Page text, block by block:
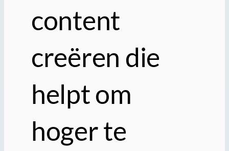
content
creëren die
helpt om
hoger te